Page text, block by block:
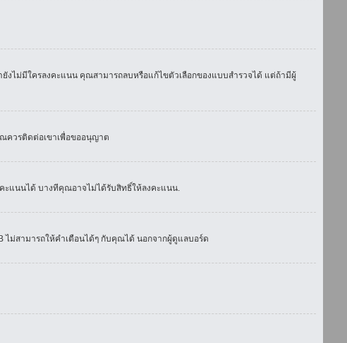
ไม่มีใครลงคะแนน คุณสามารถลบหรือแก้ไขตัวเลือกของแบบสำรวจได้ แต่ถ้ามีผู้
ควรติดต่อเขาเพื่อขออนุญาต
ะแนนได้ บางทีคุณอาจไม่ได้รับสิทธิ์ให้ลงคะแนน.
ม่สามารถให้คำเตือนได้ๆ กับคุณได้ นอกจากผู้ดูแลบอร์ด